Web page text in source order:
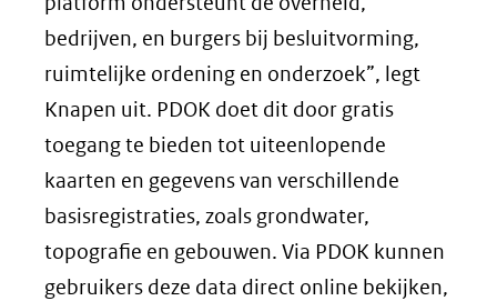
bedrijven, en burgers bij besluitvorming,
ruimtelijke ordening en onderzoek”, legt
Knapen uit. PDOK doet dit door gratis
toegang te bieden tot uiteenlopende
kaarten en gegevens van verschillende
basisregistraties, zoals grondwater,
topografie en gebouwen. Via PDOK kunnen
gebruikers deze data direct online bekijken,